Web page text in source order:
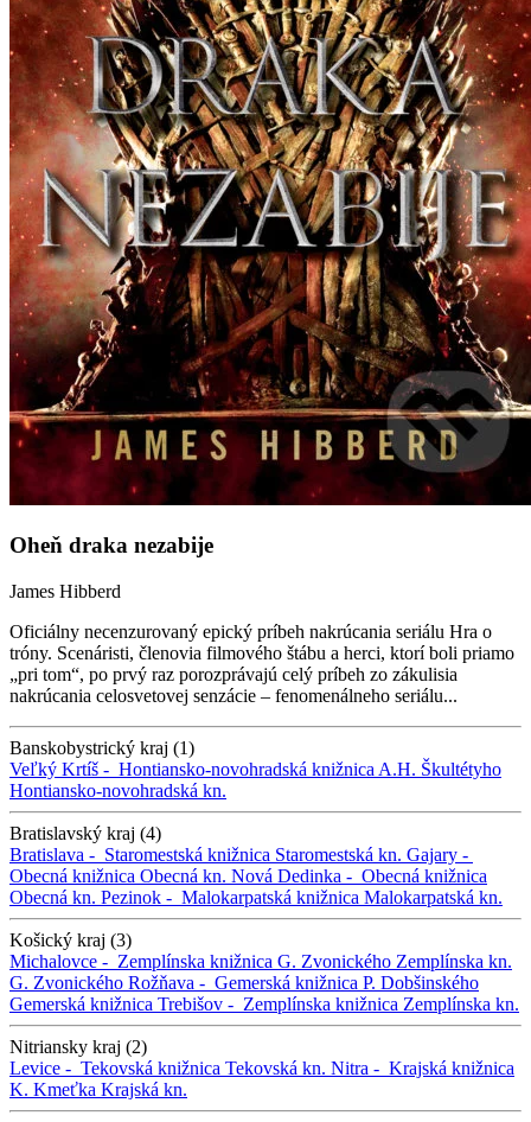
Oheň draka nezabije
James Hibberd
Oficiálny necenzurovaný epický príbeh nakrúcania seriálu Hra o
tróny. Scenáristi, členovia filmového štábu a herci, ktorí boli priamo
„pri tom“, po prvý raz porozprávajú celý príbeh zo zákulisia
nakrúcania celosvetovej senzácie – fenomenálneho seriálu...
Banskobystrický kraj (1)
Veľký Krtíš - Hontiansko-novohradská knižnica A.H. Škultétyho
Hontiansko-novohradská kn.
Bratislavský kraj (4)
Bratislava - Staromestská knižnica Staromestská kn. Gajary -
Obecná knižnica Obecná kn. Nová Dedinka - Obecná knižnica
Obecná kn. Pezinok - Malokarpatská knižnica Malokarpatská kn.
Košický kraj (3)
Michalovce - Zemplínska knižnica G. Zvonického Zemplínska kn.
G. Zvonického Rožňava - Gemerská knižnica P. Dobšinského
Gemerská knižnica Trebišov - Zemplínska knižnica Zemplínska kn.
Nitriansky kraj (2)
Levice - Tekovská knižnica Tekovská kn. Nitra - Krajská knižnica
K. Kmeťka Krajská kn.